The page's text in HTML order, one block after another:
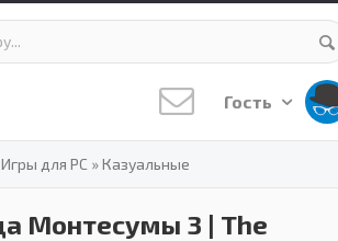
Гость
Игры для PC »Казуальные
Монтесумы 3 | The